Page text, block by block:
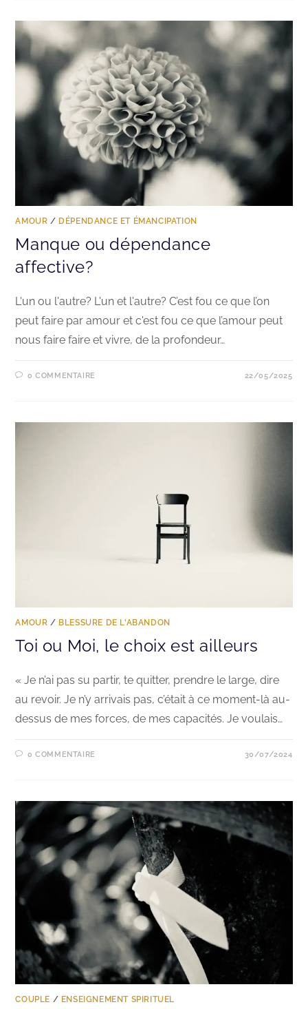
AMOUR / DÉPENDANCE ET ÉMANCIPATION
Manque ou dépendance
affective?
L'un ou l'autre? L'un et l'autre? C’est fou ce que l’on
peut faire par amour et c'est fou ce que l’amour peut
nous faire faire et vivre, de la profondeur…
0 COMMENTAIRE 22/05/2025
AMOUR / BLESSURE DE L'ABANDON
Toi ou Moi, le choix est ailleurs
« Je n’ai pas su partir, te quitter, prendre le large, dire
au revoir. Je n’y arrivais pas, c’était à ce moment-là au-
dessus de mes forces, de mes capacités. Je voulais…
0 COMMENTAIRE 30/07/2024
COUPLE / ENSEIGNEMENT SPIRITUEL